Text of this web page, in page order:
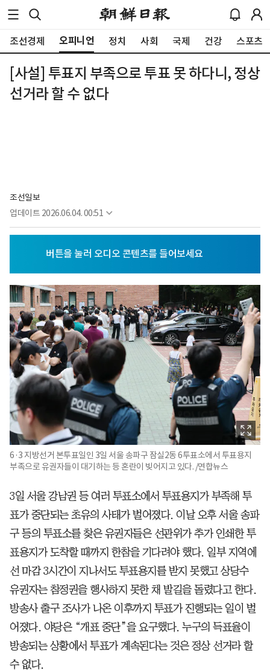
조선경제 오피니언 정치 사회 국제 건강 스포츠
[사설] 투표지 부족으로 투표 못 하다니, 정상
선거라 할 수 없다
조선일보
업데이트 2026.06.04. 00:51
6·3 지방선거 본투표일인 3일 서울 송파구 잠실2동 6투표소에서 투표용지
부족으로 유권자들이 대기하는 등 혼란이 빚어지고 있다. /연합뉴스
3일 서울 강남권 등 여러 투표소에서 투표용지가 부족해 투
표가 중단되는 초유의 사태가 벌어졌다. 이날 오후 서울 송파
구 등의 투표소를 찾은 유권자들은 선관위가 추가 인쇄한 투
표용지가 도착할 때까지 한참을 기다려야 했다. 일부 지역에
선 마감 3시간이 지나서도 투표용지를 받지 못했고 상당수
유권자는 참정권을 행사하지 못한 채 발길을 돌렸다고 한다.
방송사 출구 조사가 나온 이후까지 투표가 진행되는 일이 벌
어졌다. 야당은 “개표 중단”을 요구했다. 누구의 득표율이
방송되는 상황에서 투표가 계속된다는 것은 정상 선거라 할
수 없다.